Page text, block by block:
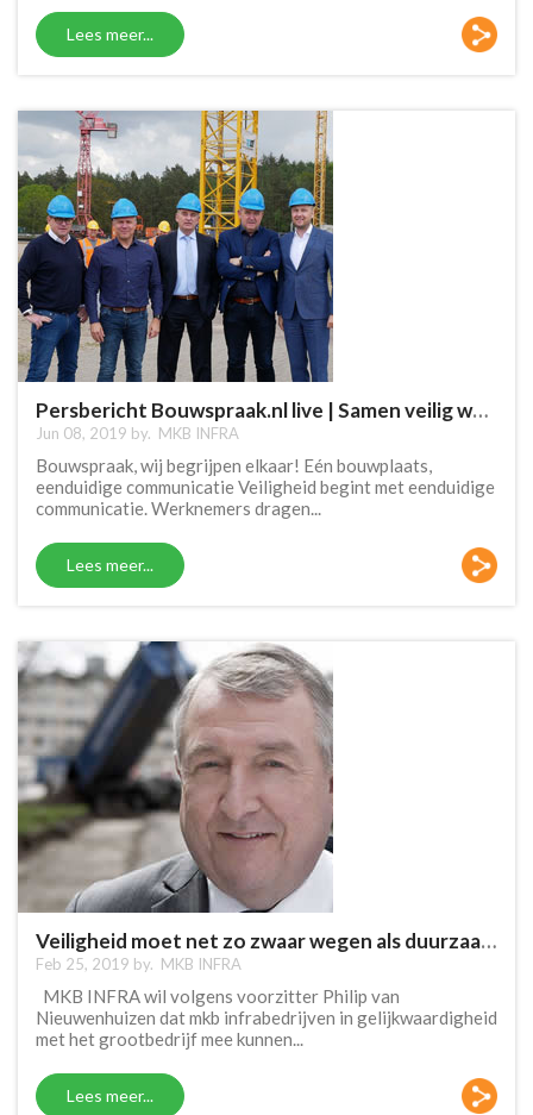
Lees meer...
Persbericht Bouwspraak.nl live | Samen veilig werken
Jun 08, 2019 by. MKB INFRA
Bouwspraak, wij begrijpen elkaar! Eén bouwplaats,
eenduidige communicatie Veiligheid begint met eenduidige
communicatie. Werknemers dragen...
Lees meer...
Veiligheid moet net zo zwaar wegen als duurzaamheid en innovatie
Feb 25, 2019 by. MKB INFRA
MKB INFRA wil volgens voorzitter Philip van
Nieuwenhuizen dat mkb infrabedrijven in gelijkwaardigheid
met het grootbedrijf mee kunnen...
Lees meer...